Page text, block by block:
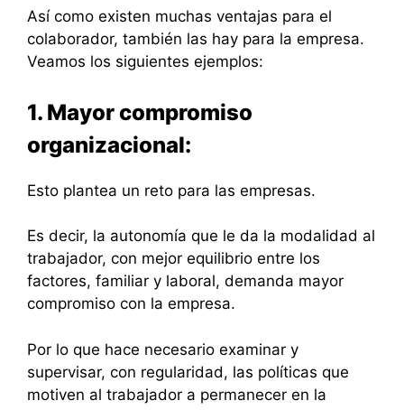
Así como existen muchas ventajas para el
colaborador, también las hay para la empresa.
Veamos los siguientes ejemplos:
1. Mayor compromiso
organizacional:
Esto plantea un reto para las empresas.
Es decir, la autonomía que le da la modalidad al
trabajador, con mejor equilibrio entre los
factores, familiar y laboral, demanda mayor
compromiso con la empresa.
Por lo que hace necesario examinar y
supervisar, con regularidad, las políticas que
motiven al trabajador a permanecer en la